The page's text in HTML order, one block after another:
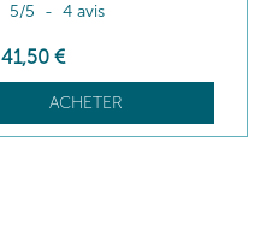
5/5 - 4 avis
41,50 €
ACHETER